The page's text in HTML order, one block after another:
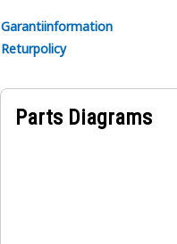
Garantiinformation
Returpolicy
Parts Diagrams